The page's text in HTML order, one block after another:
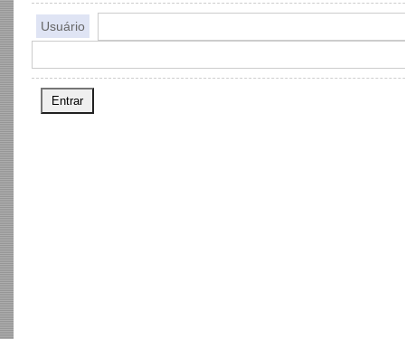
Usuário